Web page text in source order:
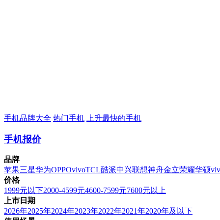
手机品牌大全 热门手机 上升最快的手机
手机报价
品牌
苹果三星华为OPPOvivoTCL酷派中兴联想神舟金立荣耀华硕
价格
1999元以下2000-4599元4600-7599元7600元以上
上市日期
2026年2025年2024年2023年2022年2021年2020年及以下